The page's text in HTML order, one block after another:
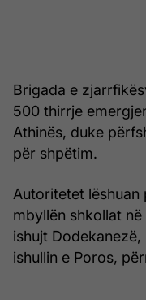
Brigada e
500 thirrje
Athinës, duke
për shpëtim.
Autoritetet lëshuan
mbyllën shkollat
ishujt
ishullin e Poros,